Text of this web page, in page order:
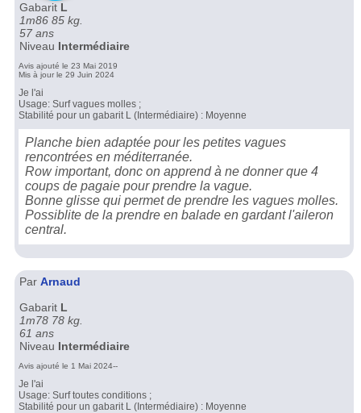
Gabarit L
1m86 85 kg.
57 ans
Niveau Intermédiaire
Avis ajouté le 23 Mai 2019
Mis à jour le 29 Juin 2024
Je l'ai
Usage: Surf vagues molles ;
Stabilité pour un gabarit L (Intermédiaire) : Moyenne
Planche bien adaptée pour les petites vagues
rencontrées en méditerranée.
Row important, donc on apprend à ne donner que 4
coups de pagaie pour prendre la vague.
Bonne glisse qui permet de prendre les vagues molles.
Possiblite de la prendre en balade en gardant l'aileron
central.
Par Arnaud
Gabarit L
1m78 78 kg.
61 ans
Niveau Intermédiaire
Avis ajouté le 1 Mai 2024--
Je l'ai
Usage: Surf toutes conditions ;
Stabilité pour un gabarit L (Intermédiaire) : Moyenne